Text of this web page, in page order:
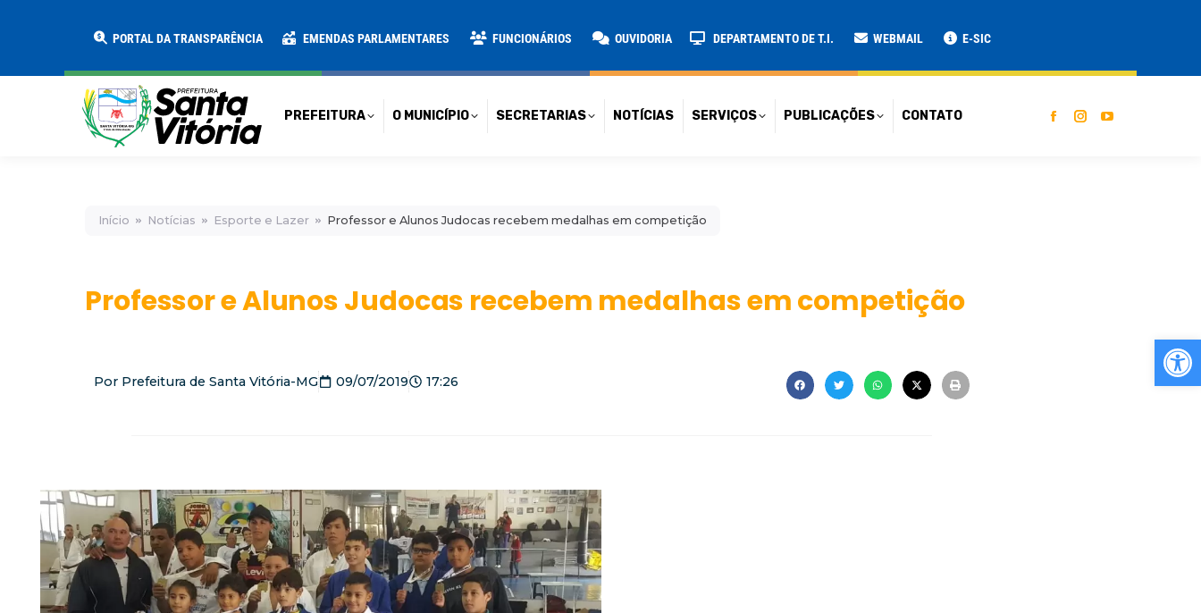
PORTAL DA TRANSPARÊNCIA EMENDAS PARLAMENTARES FUNCIONÁRIOS OUVIDORIA DEPARTAMENTO DE T.I. WEBMAIL E-SIC
PREFEITURA O MUNICÍPIO SECRETARIAS NOTÍCIAS SERVIÇOS PUBLICAÇÕES CONTATO
Início Notícias Esporte e Lazer Professor e Alunos Judocas recebem medalhas em competição
Professor e Alunos Judocas recebem medalhas em competição
Por Prefeitura de Santa Vitória-MG 09/07/2019 17:26